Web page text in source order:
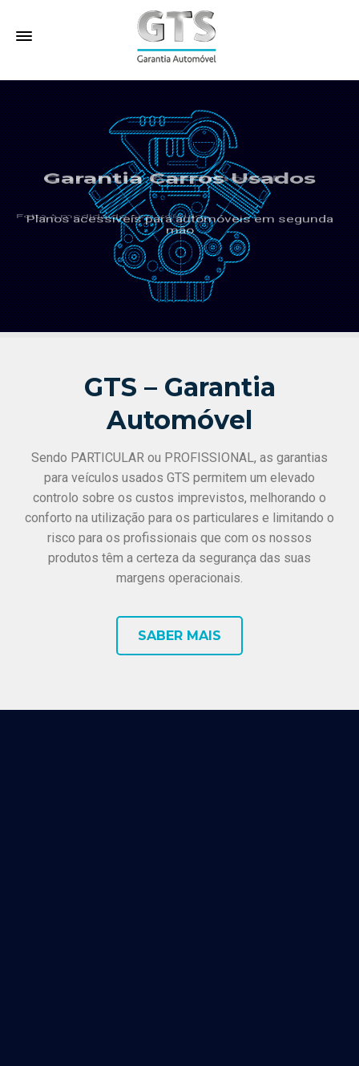
Garantia Carros Usados
Planos acessiveís para automóveis em segunda
mão
GTS – Garantia
Automóvel
Sendo PARTICULAR ou PROFISSIONAL, as garantias
para veículos usados GTS permitem um elevado
controlo sobre os custos imprevistos, melhorando o
conforto na utilização para os particulares e limitando o
risco para os profissionais que com os nossos
produtos têm a certeza da segurança das suas
margens operacionais.
SABER MAIS